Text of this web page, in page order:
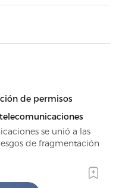
de permisos
se unió a las
de fragmentación